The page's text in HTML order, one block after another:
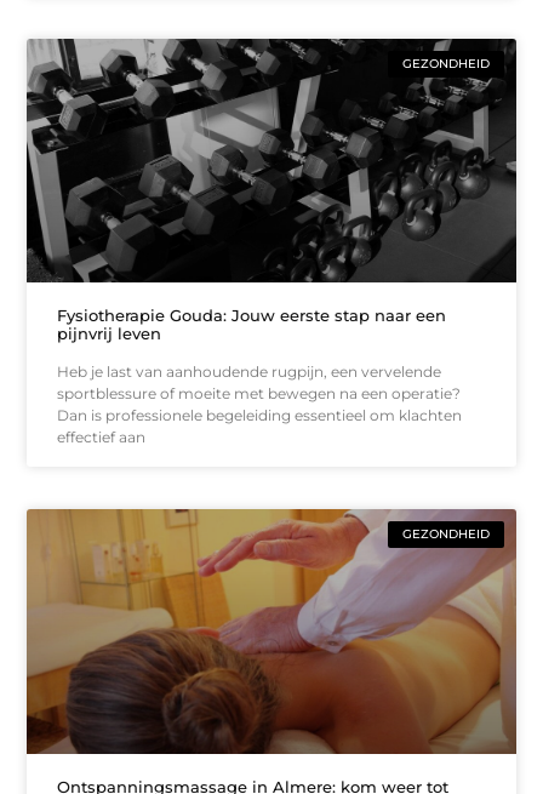
GEZONDHEID
Fysiotherapie Gouda: Jouw eerste stap naar een
pijnvrij leven
Heb je last van aanhoudende rugpijn, een vervelende
sportblessure of moeite met bewegen na een operatie?
Dan is professionele begeleiding essentieel om klachten
effectief aan
GEZONDHEID
Ontspanningsmassage in Almere: kom weer tot